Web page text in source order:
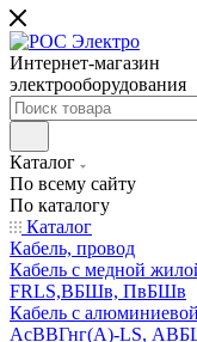
Интернет-магазин
электрооборудования
Каталог
По всему сайту
По каталогу
Каталог
Кабель, провод
Кабель с медной
FRLS,ВБШв, ПвБШв
Кабель с
АсВВГнг(А)-LS,